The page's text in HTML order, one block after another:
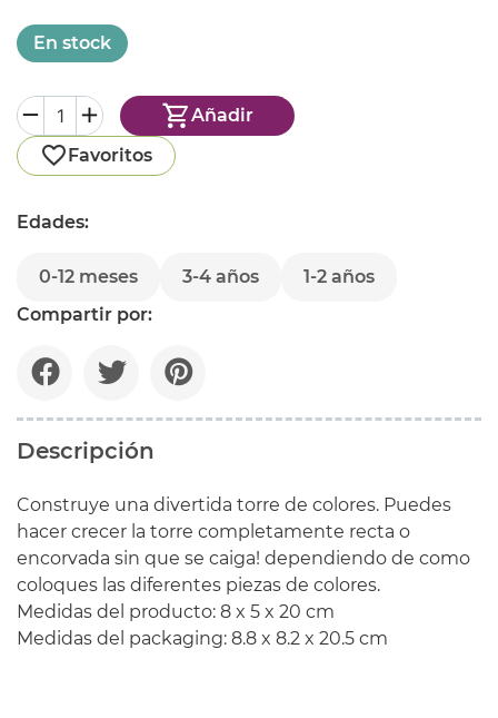
En stock
Añadir
Favoritos
Edades:
0-12 meses 3-4 años
1-2 años
Compartir por:
Descripción
Construye una divertida torre de colores. Puedes
hacer crecer la torre completamente recta o
encorvada sin que se caiga! dependiendo de como
coloques las diferentes piezas de colores.
Medidas del producto: 8 x 5 x 20 cm
Medidas del packaging: 8.8 x 8.2 x 20.5 cm